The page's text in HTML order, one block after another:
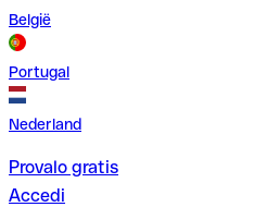
België
Portugal
Nederland
Provalo gratis
Accedi